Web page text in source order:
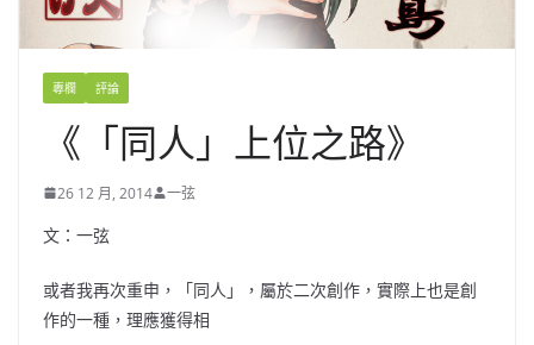
專欄 評論
《「同人」上位之路》
26 12 月, 2014 一弦
文：一弦
或者我再次重申，「同人」，屬於二次創作，實際上也是創
作的一種，理應獲得相